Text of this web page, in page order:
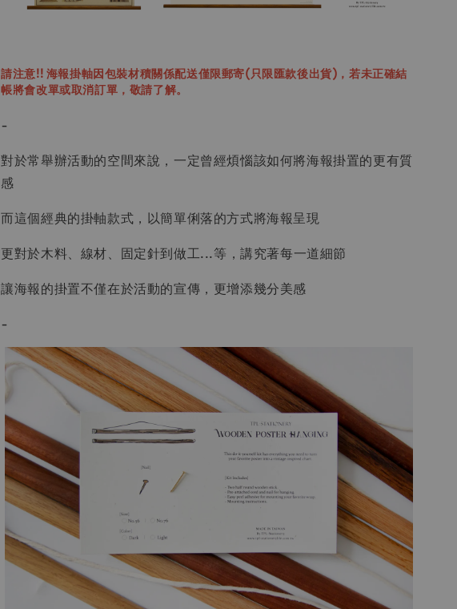
請注意!! 海報掛軸因包裝材積關係配送僅限郵寄(只限匯款後出貨)，若未正確結
帳將會改單或取消訂單，敬請了解。
-
對於常舉辦活動的空間來說，一定曾經煩惱該如何將海報掛置的更有質
感
而這個經典的掛軸款式，以簡單俐落的方式將海報呈現
更對於木料、線材、固定針到做工...等，講究著每一道細節
讓海報的掛置不僅在於活動的宣傳，更增添幾分美感
-